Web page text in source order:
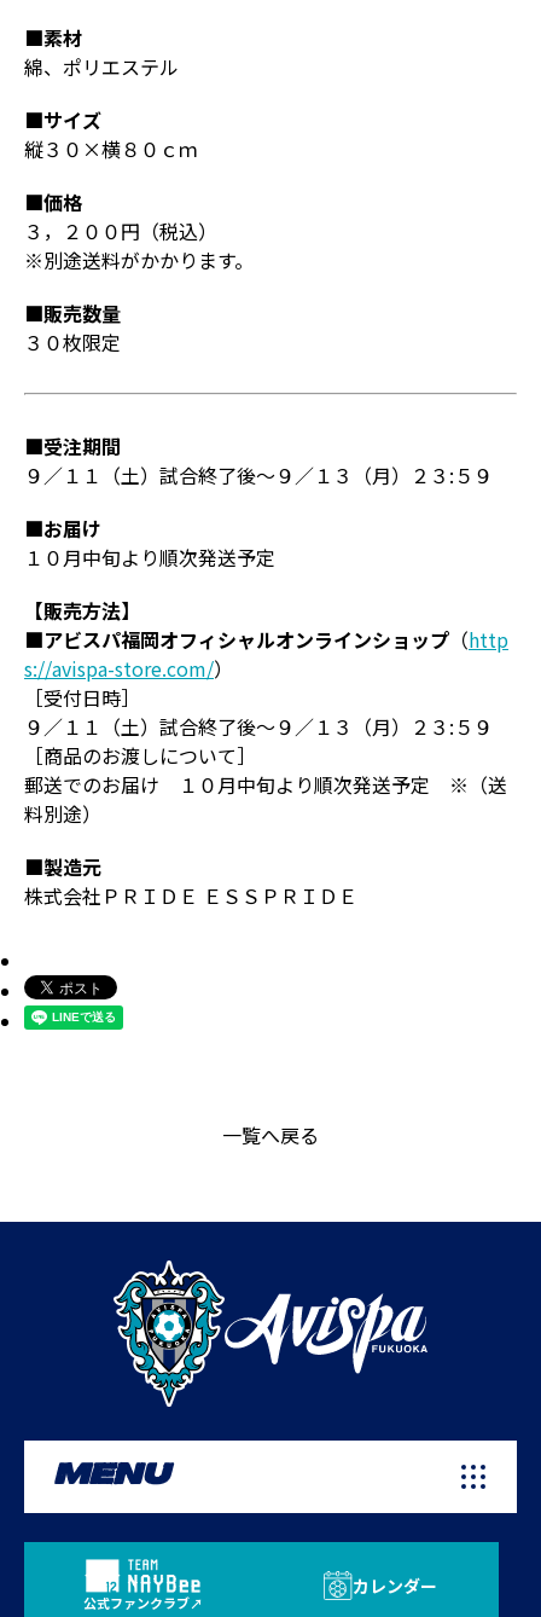
■素材
綿、ポリエステル
■サイズ
縦３０×横８０ｃｍ
■価格
３，２００円（税込）
※別途送料がかかります。
■販売数量
３０枚限定
■受注期間
９／１１（土）試合終了後～９／１３（月）２３:５９
■お届け
１０月中旬より順次発送予定
【販売方法】
■アビスパ福岡オフィシャルオンラインショップ （http
s://avispa-store.com/）
［受付日時］
９／１１（土）試合終了後～９／１３（月）２３:５９
［商品のお渡しについて］
郵送でのお届け １０月中旬より順次発送予定 ※（送
料別途）
■製造元
株式会社ＰＲＩＤＥ ＥＳＳＰＲＩＤＥ
一覧へ戻る
MENU
公式ファンクラブ
カレンダー